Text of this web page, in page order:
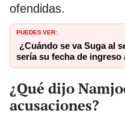
ofendidas.
PUEDES VER:
¿Cuándo se va Suga al
sería su fecha de ingreso
¿Qué dijo
acusaciones?